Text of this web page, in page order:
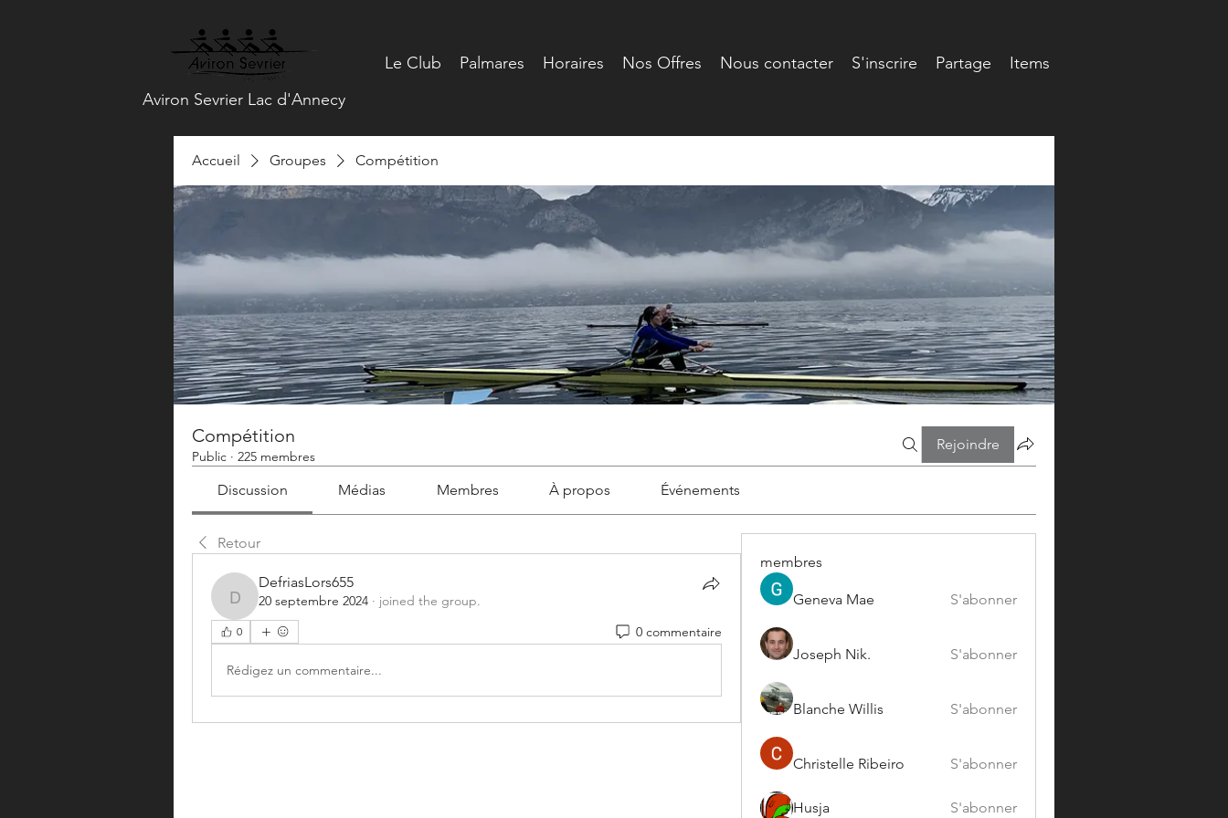
Le Club Palmares Horaires Nos Offres Nous contacter S'inscrire Partage
Items
Aviron Sevrier Lac d'Annecy
Accueil Groupes Compétition
Compétition
Public · 225 membres
Rejoindre
Discussion Médias Membres À propos Événements
Retour
DefriasLors655
DefriasLors655
20 septembre 2024 · joined the group.
0 0 commentaire
Rédigez un commentaire...
membres
Geneva Mae S'abonner
Joseph Nik. S'abonner
Blanche Willis S'abonner
Christelle Ribeiro S'abonner
Husja S'abonner